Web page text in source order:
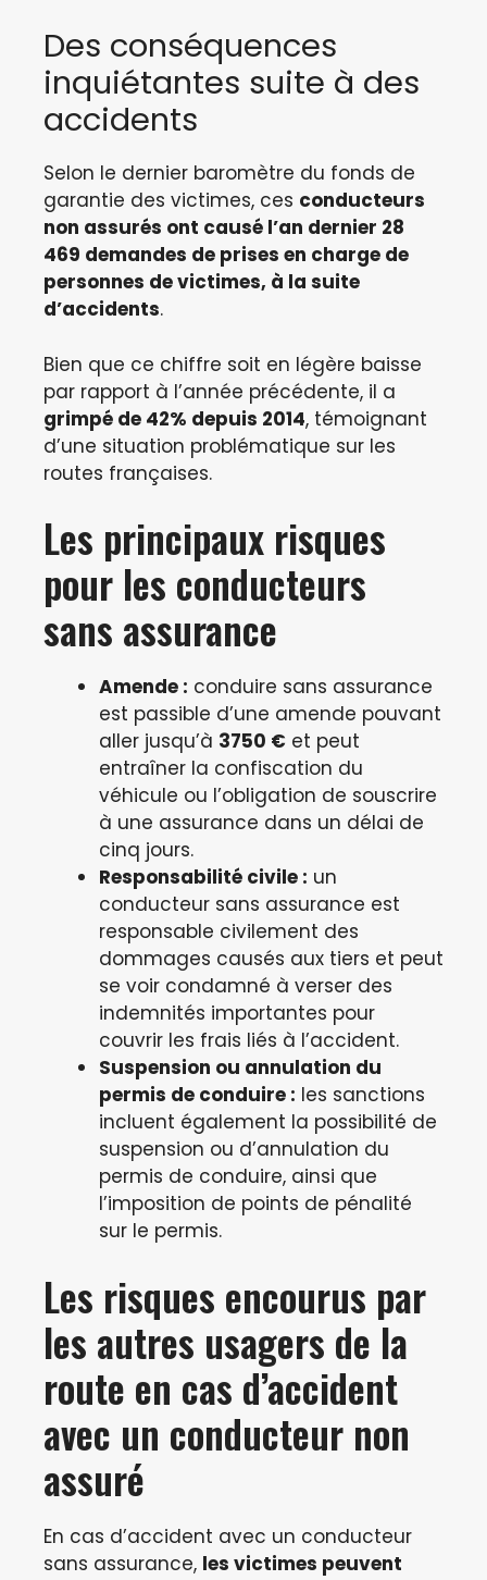
Des conséquences
inquiétantes suite à des
accidents
Selon le dernier baromètre du fonds de
garantie des victimes, ces conducteurs
non assurés ont causé l’an dernier 28
469 demandes de prises en charge de
personnes de victimes, à la suite
d’accidents.
Bien que ce chiffre soit en légère baisse
par rapport à l’année précédente, il a
grimpé de 42% depuis 2014, témoignant
d’une situation problématique sur les
routes françaises.
Les principaux risques
pour les conducteurs
sans assurance
Amende : conduire sans assurance
est passible d’une amende pouvant
aller jusqu’à 3750 € et peut
entraîner la confiscation du
véhicule ou l’obligation de souscrire
à une assurance dans un délai de
cinq jours.
Responsabilité civile : un
conducteur sans assurance est
responsable civilement des
dommages causés aux tiers et peut
se voir condamné à verser des
indemnités importantes pour
couvrir les frais liés à l’accident.
Suspension ou annulation du
permis de conduire : les sanctions
incluent également la possibilité de
suspension ou d’annulation du
permis de conduire, ainsi que
l’imposition de points de pénalité
sur le permis.
Les risques encourus par
les autres usagers de la
route en cas d’accident
avec un conducteur non
assuré
En cas d’accident avec un conducteur
sans assurance, les victimes peuvent